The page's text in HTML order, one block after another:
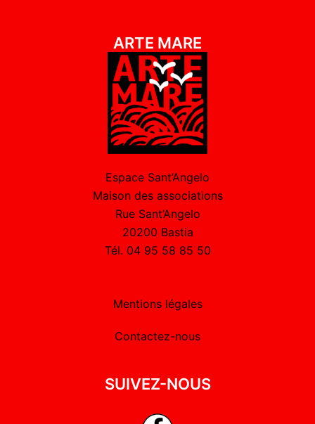
ARTE MARE
Espace Sant’Angelo
Maison des associations
Rue Sant’Angelo
20200 Bastia
Tél. 04 95 58 85 50
Mentions légales
Contactez-nous
SUIVEZ-NOUS